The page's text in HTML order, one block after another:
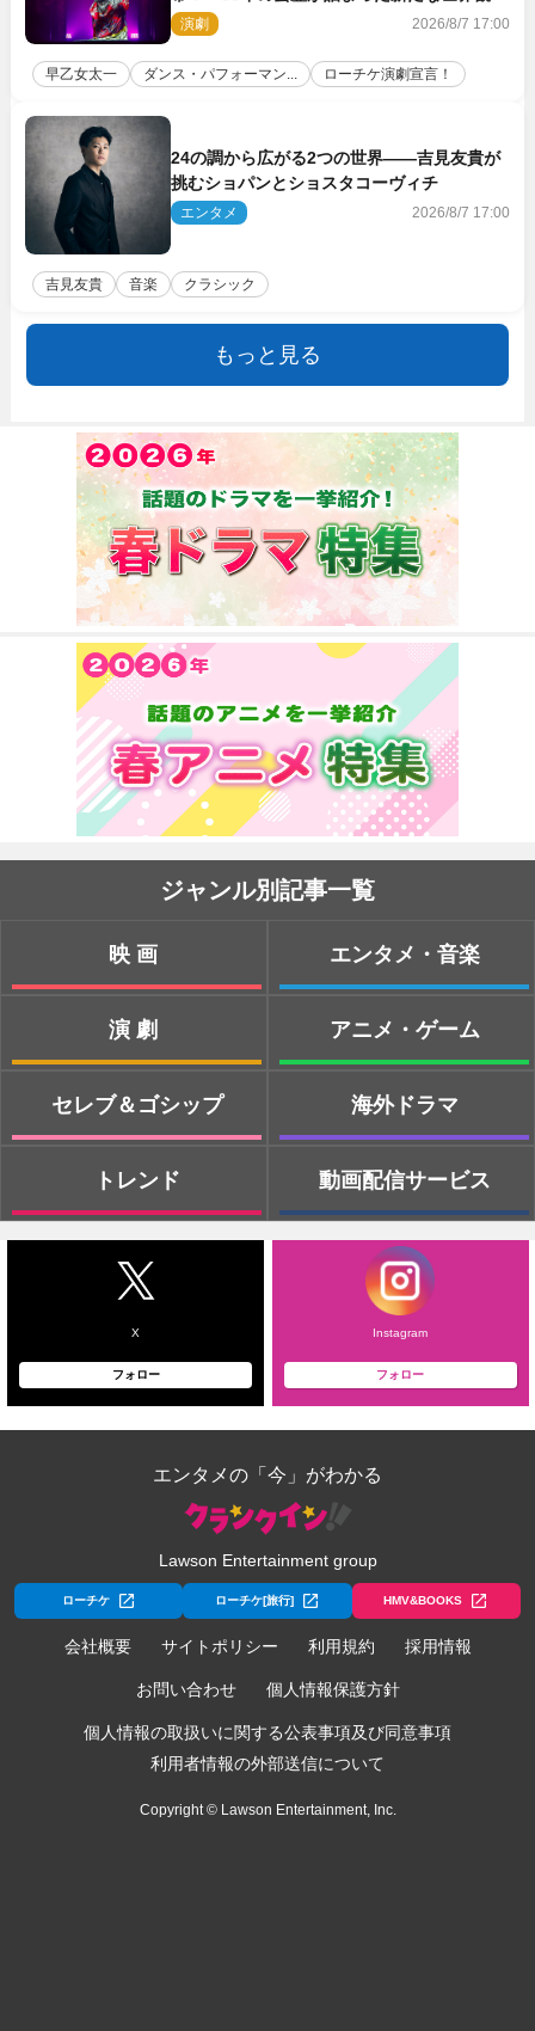
演劇 2026/8/7 17:00
早乙女太一 ダンス・パフォーマン... ローチケ演劇宣言！
24の調から広がる2つの世界――吉見友貴が
挑むショパンとショスタコーヴィチ
エンタメ 2026/8/7 17:00
吉見友貴 音楽 クラシック
もっと見る
ジャンル別記事一覧
映画
演劇
セレブ＆ゴシップ
トレンド
エンタメ・音楽
アニメ・ゲーム
海外ドラマ
動画配信サービス
X
フォロー
Instagram
フォロー
エンタメの「今」がわかる
Lawson Entertainment group
ローチケ ローチケ[旅行] HMV&BOOKS
会社概要 サイトポリシー 利用規約 採用情報
お問い合わせ 個人情報保護方針
個人情報の取扱いに関する公表事項及び同意事項
利用者情報の外部送信について
Copyright © Lawson Entertainment, Inc.